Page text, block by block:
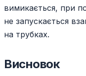
вимикається, при
не запускається
на трубках.
Висновок